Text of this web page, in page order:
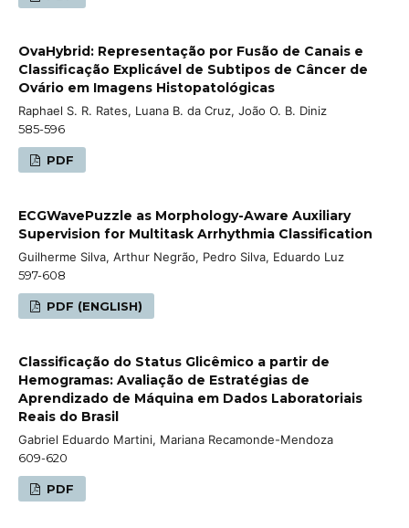
OvaHybrid: Representação por Fusão de Canais e
Classificação Explicável de Subtipos de Câncer de
Ovário em Imagens Histopatológicas
Raphael S. R. Rates, Luana B. da Cruz, João O. B. Diniz
585-596
PDF
ECGWavePuzzle as Morphology-Aware Auxiliary
Supervision for Multitask Arrhythmia Classification
Guilherme Silva, Arthur Negrão, Pedro Silva, Eduardo Luz
597-608
PDF (ENGLISH)
Classificação do Status Glicêmico a partir de
Hemogramas: Avaliação de Estratégias de
Aprendizado de Máquina em Dados Laboratoriais
Reais do Brasil
Gabriel Eduardo Martini, Mariana Recamonde-Mendoza
609-620
PDF